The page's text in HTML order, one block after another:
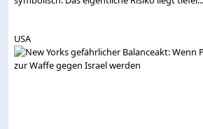
USA